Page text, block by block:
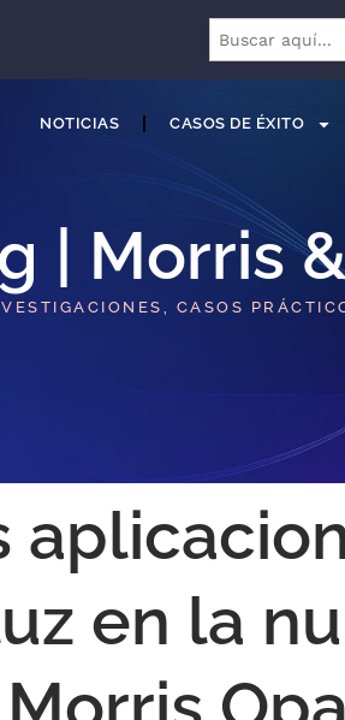
Buscar:
NOTICIAS CASOS DE ÉXITO
| Morris
CASOS
en la